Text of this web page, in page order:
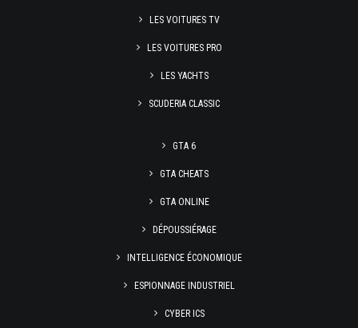
LES VOITURES TV
LES VOITURES PRO
LES YACHTS
SCUDERIA CLASSIC
GTA 6
GTA CHEATS
GTA ONLINE
DÉPOUSSIÉRAGE
INTELLIGENCE ÉCONOMIQUE
ESPIONNAGE INDUSTRIEL
CYBER ICS